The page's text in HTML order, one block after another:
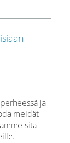
ja
meidät
sitä